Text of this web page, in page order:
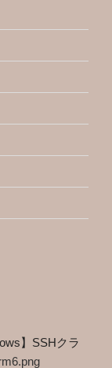
】SSHクラ